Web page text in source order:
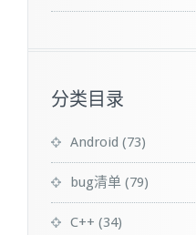
分类目录
Android (73)
bug清单 (79)
C++ (34)